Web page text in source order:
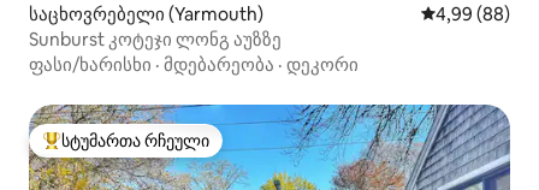
საცხოვრებელი (Yarmouth) საშუალო
4,99 (88)
Sunburst კოტეჯი ლონგ აუზზე
ფასი/ხარისხი · მდებარეობა · დეკორი
სტუმართა რჩეული მოწინავე ვარიანტი
სტუმართა რჩეული